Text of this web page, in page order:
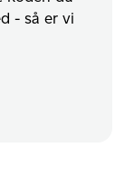
- så er vi